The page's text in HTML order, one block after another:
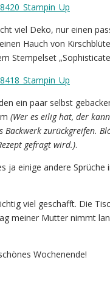
viel Deko, nur einen
Hauch von
Stempelset
ein paar selbst
(Wer es eilig hat, der
Backwerk zurückgreifen.
gefragt wird.).
ja einige andere Sprüche
viel geschafft. Die
meiner Mutter nimmt
Wochenende!